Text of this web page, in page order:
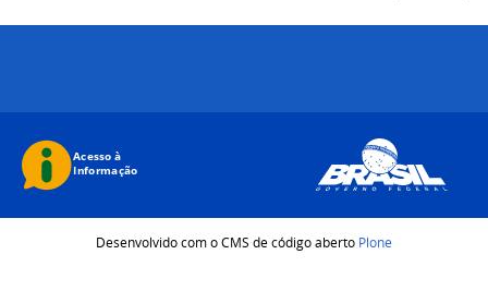
Desenvolvido com o CMS de código aberto Plone